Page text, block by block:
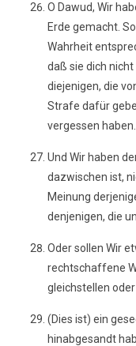
O Dawud, Wir
Erde gemacht.
Wahrheit
daß sie dich
diejenigen, die
Strafe dafür
vergessen haben.
Und Wir haben
dazwischen ist,
Meinung
denjenigen, die
Oder sollen Wir
rechtschaffene
gleichstellen
(Dies ist) ein
hinabgesandt